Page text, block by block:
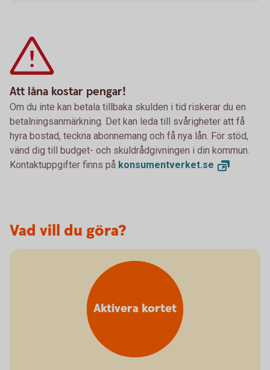
Att låna kostar pengar!
Om du inte kan betala tillbaka skulden i tid riskerar du en
betalningsanmärkning. Det kan leda till svårigheter att få
hyra bostad, teckna abonnemang och få nya lån. För stöd,
vänd dig till budget- och skuldrådgivningen i din kommun.
Kontaktuppgifter finns på konsumentverket.se
Vad vill du göra?
Aktivera kortet